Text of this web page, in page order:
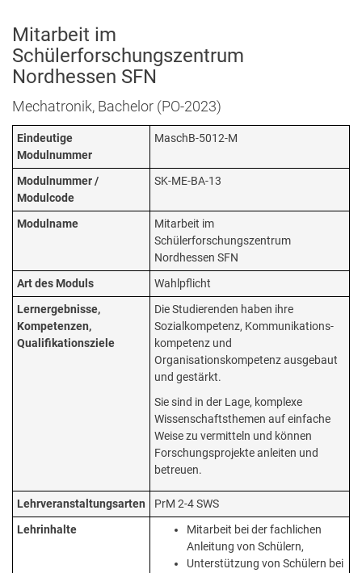
Mitarbeit im
Schülerforschungszentrum
Nordhessen SFN
Mechatronik, Bachelor (PO-2023)
Eindeutige
Modulnummer
MaschB-5012-M
Modulnummer /
Modulcode
SK-ME-BA-13
Modulname
Mitarbeit im
Schülerforschungszentrum
Nordhessen SFN
Art des Moduls
Wahlpflicht
Lernergebnisse,
Kompetenzen,
Qualifikationsziele
Die Studierenden haben ihre
Sozialkompetenz, Kommunikations­
kompetenz und
Organisationskompetenz ausgebaut
und gestärkt.
Sie sind in der Lage, komplexe
Wissenschaftsthemen auf einfache
Weise zu vermitteln und können
Forschungsprojekte anleiten und
betreuen.
Lehrveranstaltungsarten
PrM 2-4 SWS
Lehrinhalte
Mitarbeit bei der fachlichen
Anleitung von Schülern,
Unterstützung von Schülern bei